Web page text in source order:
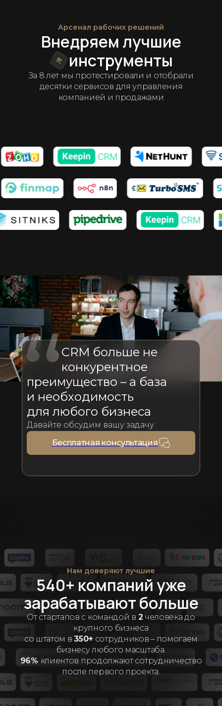
Арсенал рабочих решений
Внедряем лучшие
инструменты
За 8 лет мы протестировали и отобрали
десятки сервисов для управления
компанией и продажами
CRM больше не
конкурентное
преимущество – а база
и необходимость
для любого бизнеса
Давайте обсудим вашу задачу
Бесплатная консультация
Нам доверяют лучшие
540+ компаний уже
зарабатывают больше
От стартапов с командой в 2 человека до
крупного бизнеса
со штатом в350+ сотрудников – помогаем
бизнесу любого масштаба.
96% клиентов продолжают сотрудничество
после первого проекта.